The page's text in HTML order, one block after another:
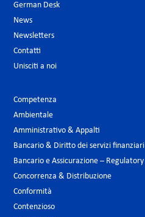
German Desk
News
Newsletters
Contatti
Unisciti a noi
Competenza
Ambientale
Amministrativo & Appalti
Bancario & Diritto dei servizi finanziari
Bancario e Assicurazione – Regulatory
Concorrenza & Distribuzione
Conformità
Contenzioso